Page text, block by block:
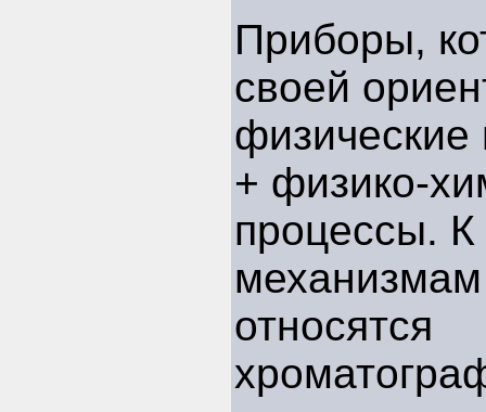
Приборы,
своей
физические
+ физико-
процессы. К
относятся